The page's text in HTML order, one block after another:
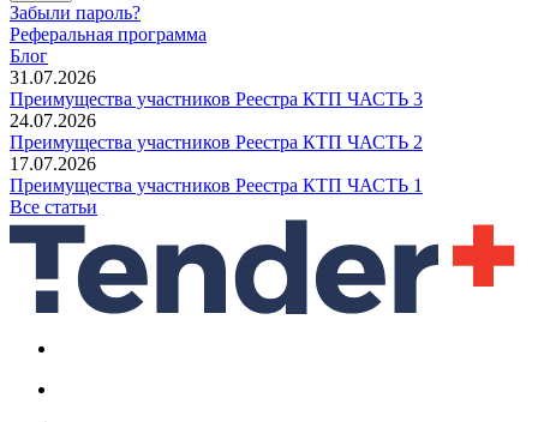
Забыли пароль?
Реферальная программа
Блог
31.07.2026
Преимущества участников Реестра КТП ЧАСТЬ 3
24.07.2026
Преимущества участников Реестра КТП ЧАСТЬ 2
17.07.2026
Преимущества участников Реестра КТП ЧАСТЬ 1
Все статьи